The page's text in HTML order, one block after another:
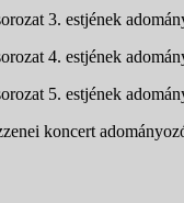
3. estjének
4. estjének
5. estjének
koncert